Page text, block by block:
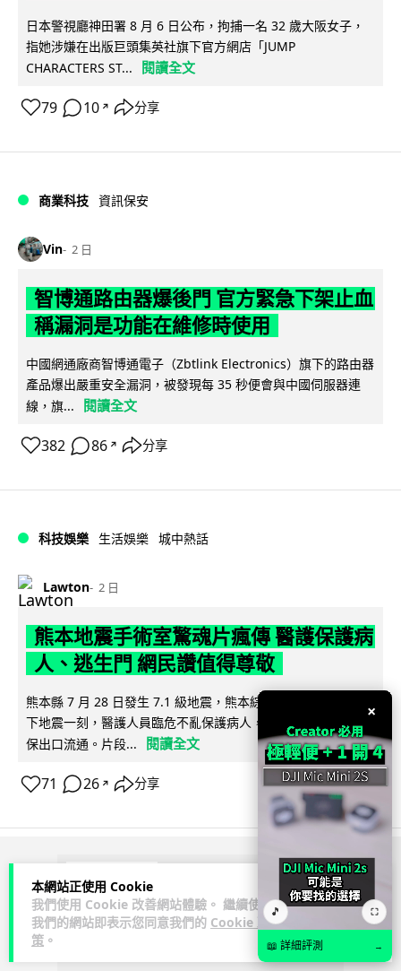
本網站正使用 Cookie
我們使用 Cookie 改善網站體驗。 繼續使用
我們的網站即表示您同意我們的 Cookie 政
策 。
日本警視廳神田署 8 月 6 日公布，拘捕一名 32 歲大阪女子，
指她涉嫌在出版巨頭集英社旗下官方網店「JUMP
CHARACTERS ST...
閱讀全文
79 10 ↗ 分享
商業科技 資訊保安
Vin 2 日
智博通路由器爆後門 官方緊急下架止血
稱漏洞是功能在維修時使用
中國網通廠商智博通電子（Zbtlink Electronics）旗下的路由器
產品爆出嚴重安全漏洞，被發現每 35 秒便會與中國伺服器連
線，旗...
閱讀全文
382 86 ↗ 分享
科技娛樂 生活娛樂 城中熱話
Lawton 2 日
熊本地震手術室驚魂片瘋傳 醫護保護病
人、逃生門 網民讚值得尊敬
熊本縣 7 月 28 日發生 7.1 級地震，熊本綜合醫院手術室鏡頭拍
下地震一刻，醫護人員臨危不亂保護病人，更馬上開逃生門確
保出口流通。片段...
閱讀全文
71 26 ↗ 分享
×
🎵 ⛶
📖 詳細評測 →